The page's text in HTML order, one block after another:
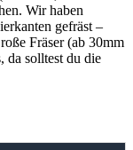
Wir haben
gefräst –
Fräser (ab 30mm
da solltest du die